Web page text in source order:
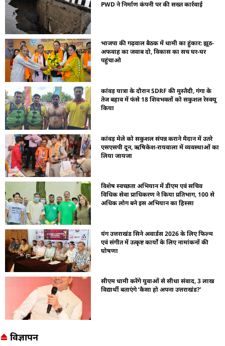
PWD ने निर्माण कंपनी पर की सख्त कार्रवाई
भाजपा की गढ़वाल बैठक में धामी का हुंकार: झूठ-
अफवाह का जवाब दो, विकास का सच घर-घर
पहुंचाओ
कांवड़ यात्रा के दौरान SDRF की मुस्तैदी, गंगा के
तेज बहाव में फंसे 18 शिवभक्तों को सकुशल रेस्क्यू
किया
कांवड़ मेले को सकुशल संपन्न कराने मैदान में उतरे
एसएसपी दून, ऋषिकेश-रायवाला में व्यवस्थाओं का
लिया जायजा
विशेष स्वच्छता अभियान में डीएम एवं सचिव
विधिक सेवा प्राधिकरण ने किया प्रतिभाग, 100 से
अधिक लोग बने इस अभियान का हिस्सा
यंग उत्तराखंड सिने अवार्डस 2026 के लिए फिल्म
एवं संगीत में उत्कृष्ट कार्यों के लिए नामांकनों की
घोषणा
सीएम धामी करेंगे युवाओं से सीधा संवाद, 3 लाख
विद्यार्थी बताएंगे ‘कैसा हो अपना उत्तराखंड?’
विज्ञापन